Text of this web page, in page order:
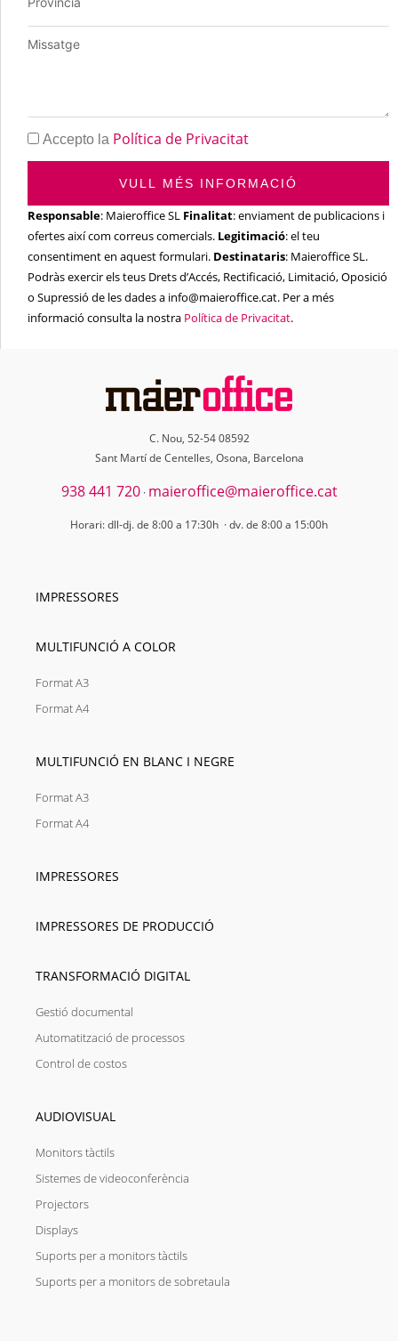
Accepto la Política de Privacitat
VULL MÉS INFORMACIÓ
Responsable: Maieroffice SL Finalitat: enviament de publicacions i
ofertes així com correus comercials. Legitimació: el teu
consentiment en aquest formulari. Destinataris: Maieroffice SL.
Podràs exercir els teus Drets d’Accés, Rectificació, Limitació, Oposició
o Supressió de les dades a info@maieroffice.cat. Per a més
informació consulta la nostra Política de Privacitat.
C. Nou, 52-54 08592
Sant Martí de Centelles, Osona, Barcelona
938 441 720· maieroffice@maieroffice.cat
Horari: dll-dj. de 8:00 a 17:30h · dv. de 8:00 a 15:00h
IMPRESSORES
MULTIFUNCIÓ A COLOR
Format A3
Format A4
MULTIFUNCIÓ EN BLANC I NEGRE
Format A3
Format A4
IMPRESSORES
IMPRESSORES DE PRODUCCIÓ
TRANSFORMACIÓ DIGITAL
Gestió documental
Automatització de processos
Control de costos
AUDIOVISUAL
Monitors tàctils
Sistemes de videoconferència
Projectors
Displays
Suports per a monitors tàctils
Suports per a monitors de sobretaula